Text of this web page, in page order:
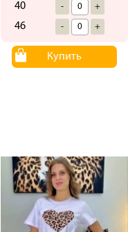
40 - +
46 - +
Купить